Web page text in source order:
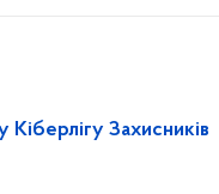
Кіберлігу Захисників